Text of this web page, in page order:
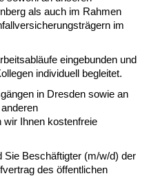
als auch im Rahmen
im
eingebunden und
individuell begleitet.
in Dresden sowie an
wir Ihnen kostenfreie
Sie Beschäftigter (m/w/d) der
des öffentlichen